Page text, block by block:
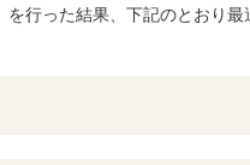
を行った結果、下記のとおり